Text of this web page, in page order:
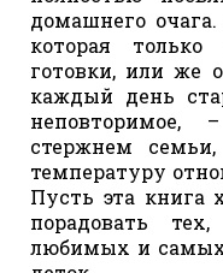
домашнего
которая
готовки, или же
каждый день
стержнем
температуру
Пусть эта книга
порадовать
любимых и